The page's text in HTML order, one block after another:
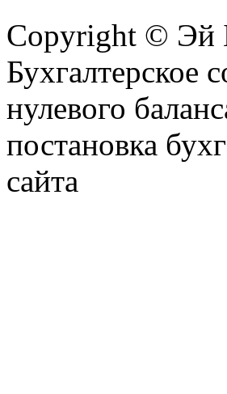
Copyright ©
Бухгалтерское
нулевого
постановка
сайта